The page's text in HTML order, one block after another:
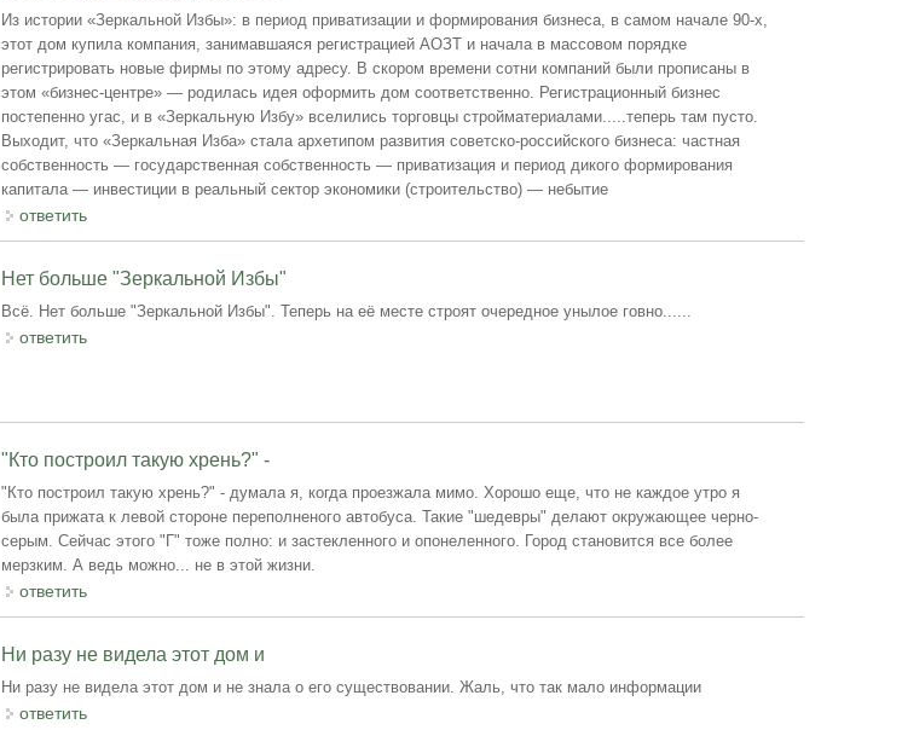
Из истории «Зеркальной Избы»: в период приватизации и формирования бизнеса, в самом начале 90-х,
этот дом купила компания, занимавшаяся регистрацией АОЗТ и начала в массовом порядке
регистрировать новые фирмы по этому адресу. В скором времени сотни компаний были прописаны в
этом «бизнес-центре» — родилась идея оформить дом соответственно. Регистрационный бизнес
постепенно угас, и в «Зеркальную Избу» вселились торговцы стройматериалами.....теперь там пусто.
Выходит, что «Зеркальная Изба» стала архетипом развития советско-российского бизнеса: частная
собственность — государственная собственность — приватизация и период дикого формирования
капитала — инвестиции в реальный сектор экономики (строительство) — небытие
ответить
Нет больше "Зеркальной Избы"
Всё. Нет больше "Зеркальной Избы". Теперь на её месте строят очередное унылое говно......
ответить
"Кто построил такую хрень?" -
"Кто построил такую хрень?" - думала я, когда проезжала мимо. Хорошо еще, что не каждое утро я
была прижата к левой стороне переполненого автобуса. Такие "шедевры" делают окружающее черно-
серым. Сейчас этого "Г" тоже полно: и застекленного и опонеленного. Город становится все более
мерзким. А ведь можно... не в этой жизни.
ответить
Ни разу не видела этот дом и
Ни разу не видела этот дом и не знала о его существовании. Жаль, что так мало информации
ответить